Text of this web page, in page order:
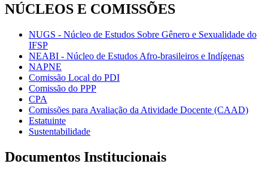
NÚCLEOS E COMISSÕES
NUGS - Núcleo de Estudos Sobre Gênero e Sexualidade do
IFSP
NEABI - Núcleo de Estudos Afro-brasileiros e Indígenas
NAPNE
Comissão Local do PDI
Comissão do PPP
CPA
Comissões para Avaliação da Atividade Docente (CAAD)
Estatuinte
Sustentabilidade
Documentos Institucionais